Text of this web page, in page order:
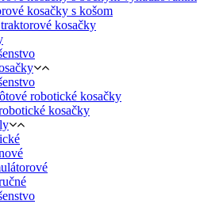
kosačky s košom
kosačky
robotické kosačky
kosačky